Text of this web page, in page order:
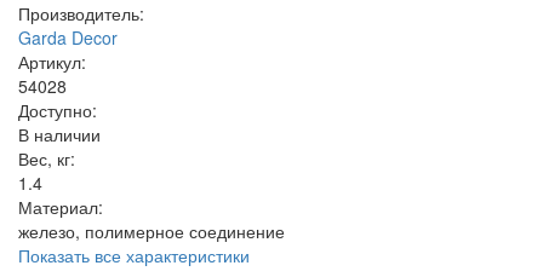
Производитель:
Garda Decor
Артикул:
54028
Доступно:
В наличии
Вес, кг:
1.4
Материал:
железо, полимерное соединение
Показать все характеристики